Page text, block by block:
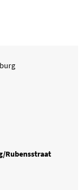
Rubensstraat